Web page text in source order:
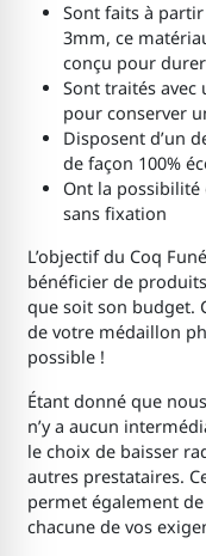
Sont faits à
3mm, ce
conçu pour
Sont traités avec
pour conserver
Disposent d’un
de façon 100%
Ont la
sans fixation
L’objectif du Coq
bénéficier de
que soit son budget.
de votre médaillon
possible !
Étant donné que
n’y a aucun
le choix de baisser
autres prestataires.
permet également
chacune de vos